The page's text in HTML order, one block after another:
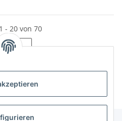
- 20 von 70
1